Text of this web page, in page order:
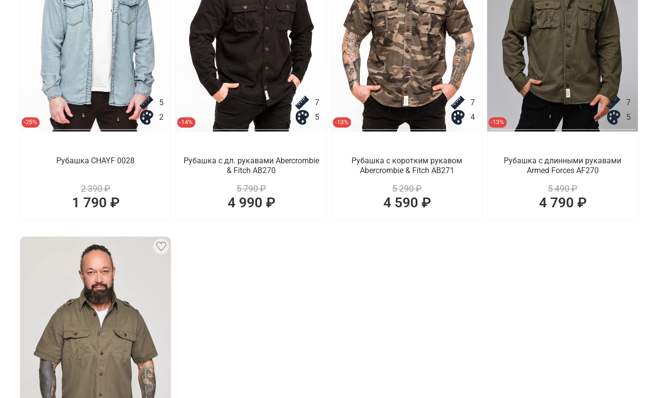
-25%
5
2
Рубашка CHAYF 0028
2 390 ₽
1 790 ₽
-14%
7
5
Рубашка с дл. рукавами Abercrombie
& Fitch AB270
5 790 ₽
4 990 ₽
-13%
7
4
Рубашка с коротким рукавом
Abercrombie & Fitch AB271
5 290 ₽
4 590 ₽
-13%
7
5
Рубашка с длинными рукавами
Armed Forces AF270
5 490 ₽
4 790 ₽